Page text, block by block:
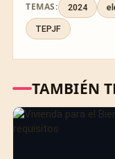
TEMAS: 2024
TEPJF
TAMBIÉN